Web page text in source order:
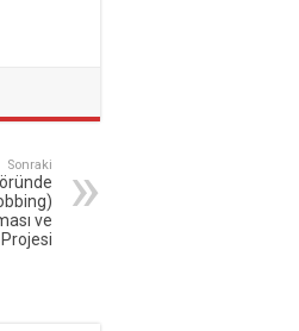
Sonraki
ve